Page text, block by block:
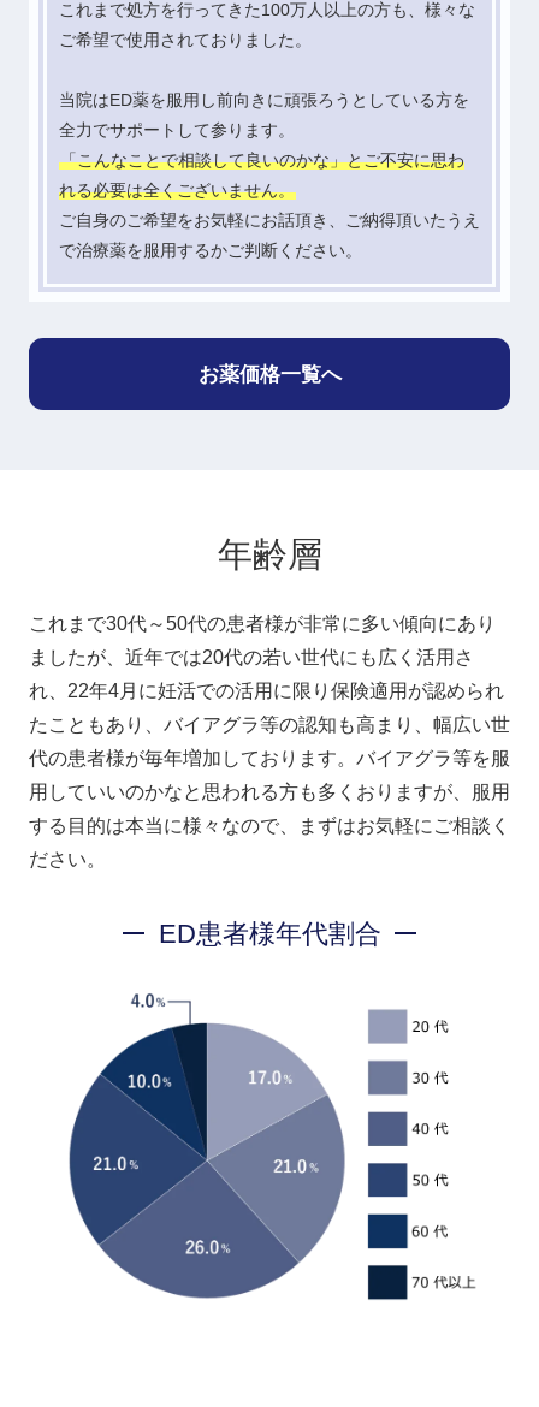
これまで処方を行ってきた100万人以上の方も、様々な
ご希望で使用されておりました。
当院はED薬を服用し前向きに頑張ろうとしている方を
全力でサポートして参ります。
「こんなことで相談して良いのかな」とご不安に思わ
れる必要は全くございません。
ご自身のご希望をお気軽にお話頂き、ご納得頂いたうえ
で治療薬を服用するかご判断ください。
お薬価格一覧へ
年齢層
これまで30代～50代の患者様が非常に多い傾向にあり
ましたが、近年では20代の若い世代にも広く活用さ
れ、22年4月に妊活での活用に限り保険適用が認められ
たこともあり、バイアグラ等の認知も高まり、幅広い世
代の患者様が毎年増加しております。バイアグラ等を服
用していいのかなと思われる方も多くおりますが、服用
する目的は本当に様々なので、まずはお気軽にご相談く
ださい。
ED患者様年代割合